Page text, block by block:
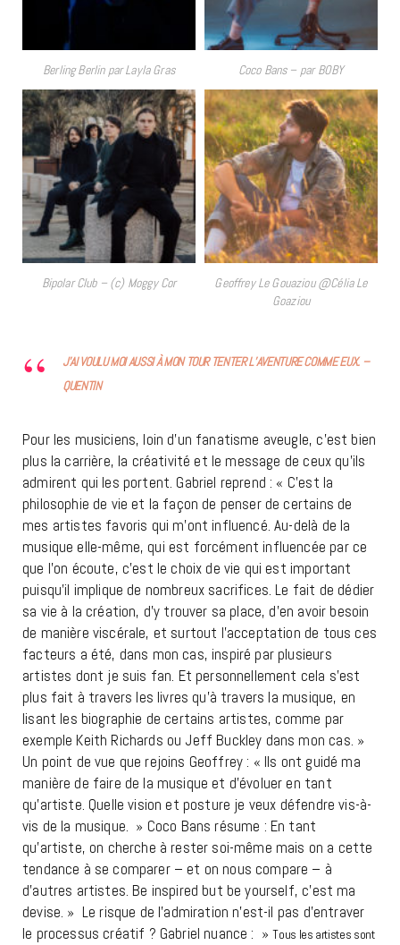
Berling Berlin par Layla Gras Coco Bans – par BOBY
Bipolar Club – (c) Moggy Cor
Geoffrey Le Gouaziou @Célia Le
Goaziou
J’AI VOULU MOI AUSSI À MON TOUR TENTER L’AVENTURE COMME EUX. –
QUENTIN
Pour les musiciens, loin d’un fanatisme aveugle, c’est bien
plus la carrière, la créativité et le message de ceux qu’ils
admirent qui les portent. Gabriel reprend : « C’est la
philosophie de vie et la façon de penser de certains de
mes artistes favoris qui m’ont influencé. Au-delà de la
musique elle-même, qui est forcément influencée par ce
que l’on écoute, c’est le choix de vie qui est important
puisqu’il implique de nombreux sacrifices. Le fait de dédier
sa vie à la création, d’y trouver sa place, d’en avoir besoin
de manière viscérale, et surtout l’acceptation de tous ces
facteurs a été, dans mon cas, inspiré par plusieurs
artistes dont je suis fan. Et personnellement cela s’est
plus fait à travers les livres qu’à travers la musique, en
lisant les biographie de certains artistes, comme par
exemple Keith Richards ou Jeff Buckley dans mon cas. »
Un point de vue que rejoins Geoffrey : « Ils ont guidé ma
manière de faire de la musique et d’évoluer en tant
qu’artiste. Quelle vision et posture je veux défendre vis-à-
vis de la musique. » Coco Bans résume : En tant
qu’artiste, on cherche à rester soi-même mais on a cette
tendance à se comparer – et on nous compare – à
d’autres artistes. Be inspired but be yourself, c’est ma
devise. » Le risque de l’admiration n’est-il pas d’entraver
le processus créatif ? Gabriel nuance : »Tous les artistes sont